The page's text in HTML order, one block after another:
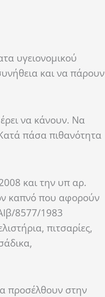
υγειονομικού
και να πάρουν
να κάνουν. Να
πάσα πιθανότητα
και την υπ αρ.
καπνό που αφορούν
8577/1983
πιτσαρίες,
προσέλθουν στην